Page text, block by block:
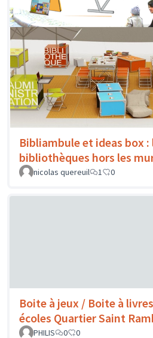
Bibliambule et ideas box :
bibliothèques hors les
nicolas quereuil
1 0
Boite à jeux / Boite à
écoles Quartier Saint
PHILIS
0 0